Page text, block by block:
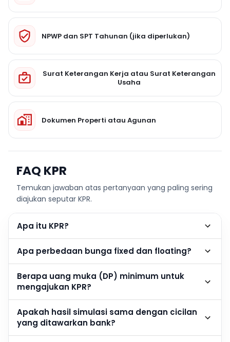
NPWP dan SPT Tahunan (jika diperlukan)
Surat Keterangan Kerja atau Surat Keterangan
Usaha
Dokumen Properti atau Agunan
FAQ KPR
Temukan jawaban atas pertanyaan yang paling sering
diajukan seputar KPR.
Apa itu KPR?
Apa perbedaan bunga fixed dan floating?
Berapa uang muka (DP) minimum untuk
mengajukan KPR?
Apakah hasil simulasi sama dengan cicilan
yang ditawarkan bank?